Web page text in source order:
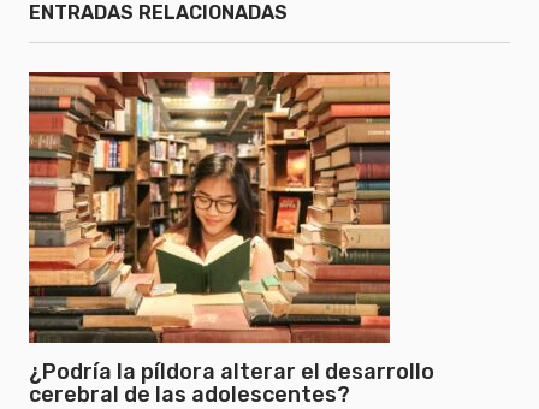
ENTRADAS RELACIONADAS
¿Podría la píldora alterar el desarrollo
cerebral de las adolescentes?